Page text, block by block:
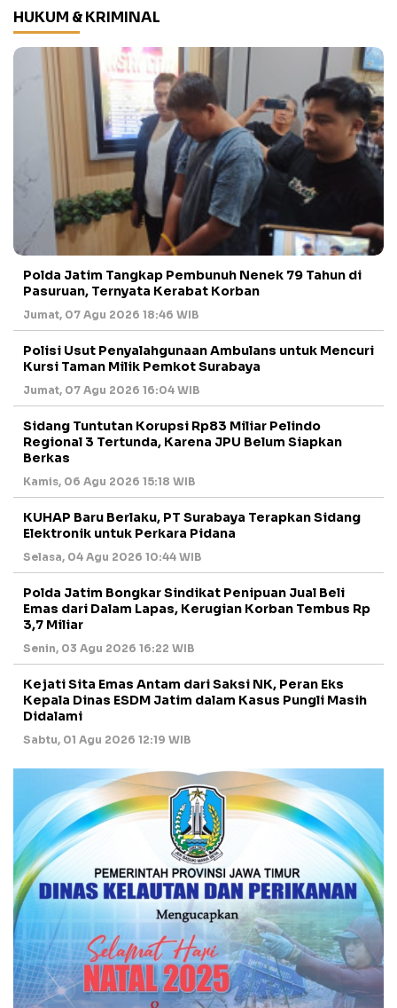
HUKUM & KRIMINAL
Polda Jatim Tangkap Pembunuh Nenek 79 Tahun di
Pasuruan, Ternyata Kerabat Korban
Jumat, 07 Agu 2026 18:46 WIB
Polisi Usut Penyalahgunaan Ambulans untuk Mencuri
Kursi Taman Milik Pemkot Surabaya
Jumat, 07 Agu 2026 16:04 WIB
Sidang Tuntutan Korupsi Rp83 Miliar Pelindo
Regional 3 Tertunda, Karena JPU Belum Siapkan
Berkas
Kamis, 06 Agu 2026 15:18 WIB
KUHAP Baru Berlaku, PT Surabaya Terapkan Sidang
Elektronik untuk Perkara Pidana
Selasa, 04 Agu 2026 10:44 WIB
Polda Jatim Bongkar Sindikat Penipuan Jual Beli
Emas dari Dalam Lapas, Kerugian Korban Tembus Rp
3,7 Miliar
Senin, 03 Agu 2026 16:22 WIB
Kejati Sita Emas Antam dari Saksi NK, Peran Eks
Kepala Dinas ESDM Jatim dalam Kasus Pungli Masih
Didalami
Sabtu, 01 Agu 2026 12:19 WIB